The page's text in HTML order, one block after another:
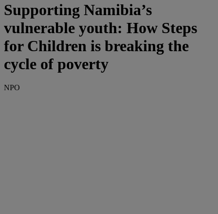
Supporting Namibia’s
vulnerable youth: How Steps
for Children is breaking the
cycle of poverty
NPO